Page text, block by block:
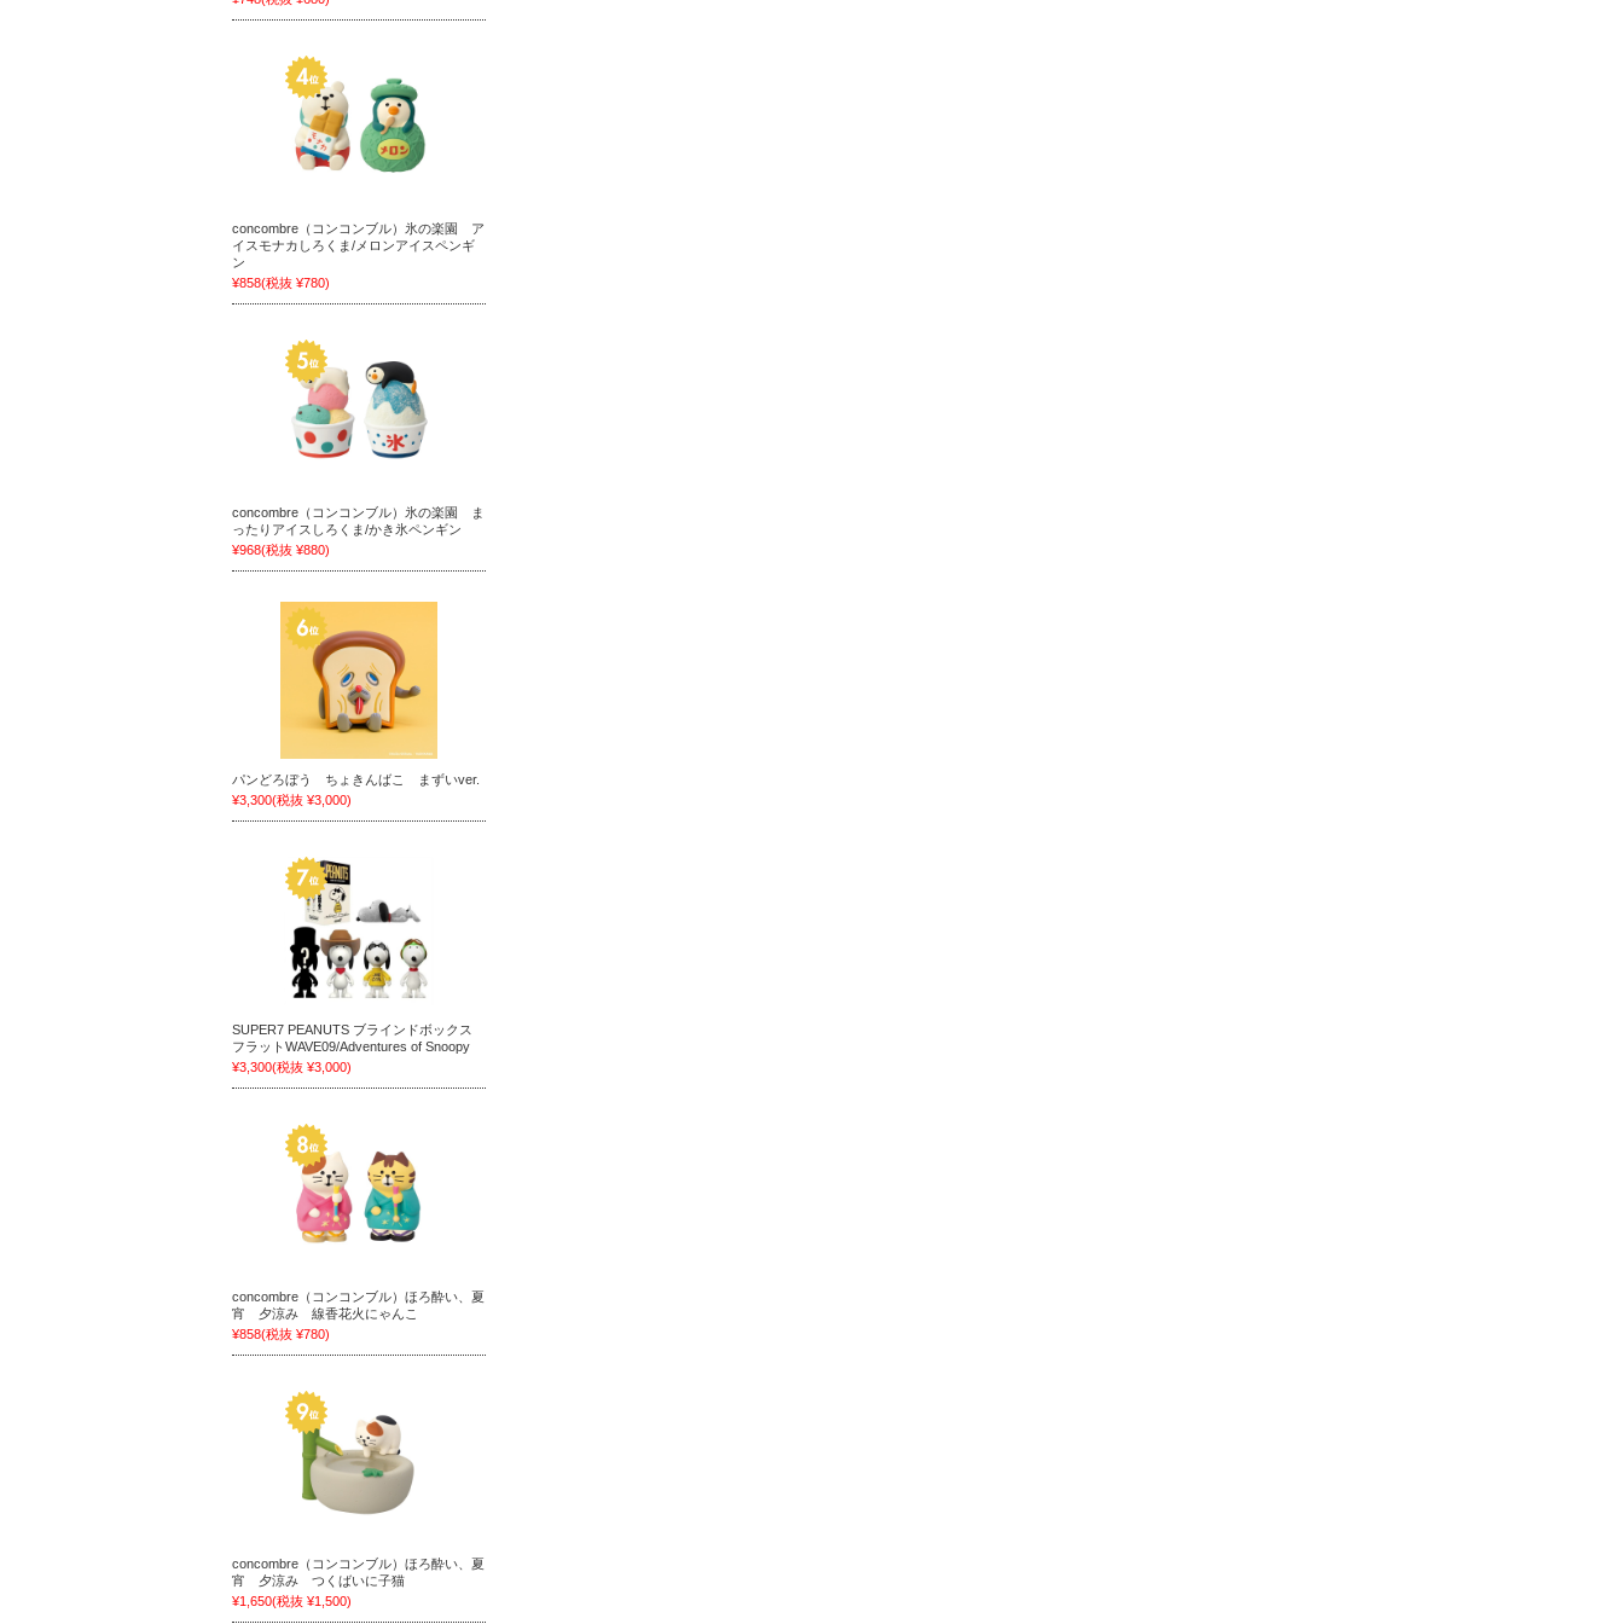
concombre（コンコンブル）氷の楽園 ア
イスモナカしろくま/メロンアイスペンギ
ン
¥858(税抜 ¥780)
concombre（コンコンブル）氷の楽園 ま
ったりアイスしろくま/かき氷ペンギン
¥968(税抜 ¥880)
パンどろぼう ちょきんばこ まずいver.
¥3,300(税抜 ¥3,000)
SUPER7 PEANUTS ブラインドボックス
フラットWAVE09/Adventures of Snoopy
¥3,300(税抜 ¥3,000)
concombre（コンコンブル）ほろ酔い、夏
宵 夕涼み 線香花火にゃんこ
¥858(税抜 ¥780)
concombre（コンコンブル）ほろ酔い、夏
宵 夕涼み つくばいに子猫
¥1,650(税抜 ¥1,500)